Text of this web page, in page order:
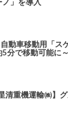
動車移動用「ス
分で移動可能に～
清重機運輸㈱】